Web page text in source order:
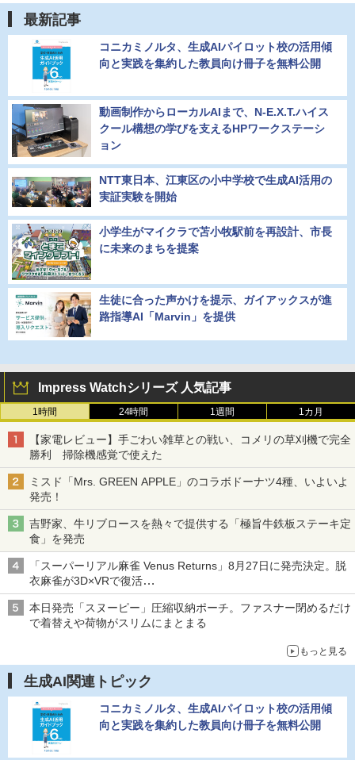
最新記事
コニカミノルタ、生成AIパイロット校の活用傾
向と実践を集約した教員向け冊子を無料公開
動画制作からローカルAIまで、N-E.X.T.ハイス
クール構想の学びを支えるHPワークステーシ
ョン
NTT東日本、江東区の小中学校で生成AI活用の
実証実験を開始
小学生がマイクラで苫小牧駅前を再設計、市長
に未来のまちを提案
生徒に合った声かけを提示、ガイアックスが進
路指導AI「Marvin」を提供
Impress Watchシリーズ 人気記事
1時間 24時間 1週間 1カ月
【家電レビュー】手ごわい雑草との戦い、コメリの草刈機で完全
勝利 掃除機感覚で使えた
ミスド「Mrs. GREEN APPLE」のコラボドーナツ4種、いよいよ
発売！
吉野家、牛リブロースを熱々で提供する「極旨牛鉄板ステーキ定
食」を発売
「スーパーリアル麻雀 Venus Returns」8月27日に発売決定。脱
衣麻雀が3D×VRで復活
発売から2週間は20%オフになるセールが実施
本日発売「スヌーピー」圧縮収納ポーチ。ファスナー閉めるだけ
で着替えや荷物がスリムにまとまる
もっと見る
生成AI関連トピック
コニカミノルタ、生成AIパイロット校の活用傾
向と実践を集約した教員向け冊子を無料公開